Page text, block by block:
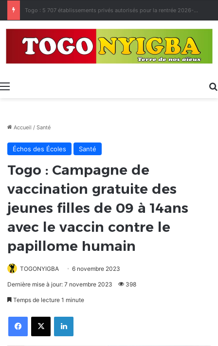
Made in Togo 2026 : un bilan positif qui prépare le terrain pour la Foire Internationale de Lomé
Menu
Accueil / Santé
Échos des Écoles Santé
Togo : Campagne de
vaccination gratuite des
jeunes filles de 09 à 14ans
avec le vaccin contre le
papillome humain
TOGONYIGBA 6 novembre 2023
Dernière mise à jour: 7 novembre 2023 398
Temps de lecture 1 minute
FacebookX Linkedin